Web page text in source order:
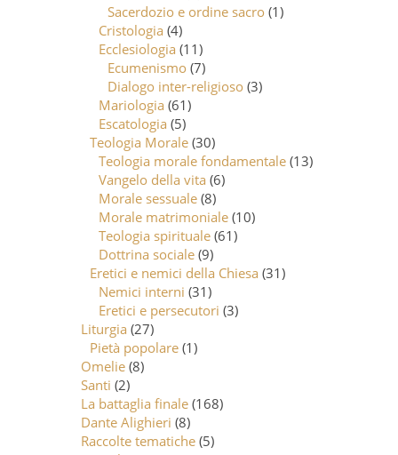
Sacerdozio e ordine sacro (1)
Cristologia (4)
Ecclesiologia (11)
Ecumenismo (7)
Dialogo inter-religioso (3)
Mariologia (61)
Escatologia (5)
Teologia Morale (30)
Teologia morale fondamentale (13)
Vangelo della vita (6)
Morale sessuale (8)
Morale matrimoniale (10)
Teologia spirituale (61)
Dottrina sociale (9)
Eretici e nemici della Chiesa (31)
Nemici interni (31)
Eretici e persecutori (3)
Liturgia (27)
Pietà popolare (1)
Omelie (8)
Santi (2)
La battaglia finale (168)
Dante Alighieri (8)
Raccolte tematiche (5)